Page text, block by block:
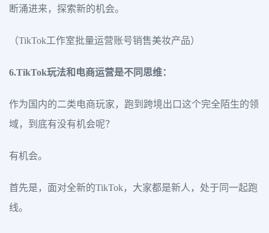
断涌进来，探索新的机会。
（TikTok工作室批量运营账号销售美妆产品）
6.TikTok玩法和电商运营是不同思维：
作为国内的二类电商玩家，跑到跨境出口这个完全陌生的领
域，到底有没有机会呢？
有机会。
首先是，面对全新的TikTok，大家都是新人，处于同一起跑
线。